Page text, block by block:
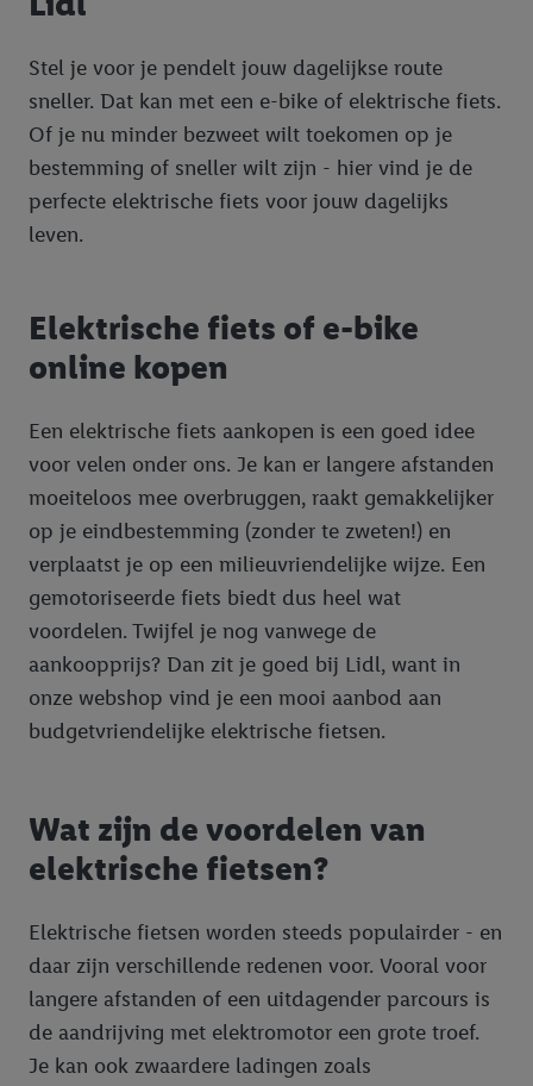
Stel je voor je pendelt jouw dagelijkse route
sneller. Dat kan met een e-bike of elektrische fiets.
Of je nu minder bezweet wilt toekomen op je
bestemming of sneller wilt zijn - hier vind je de
perfecte elektrische fiets voor jouw dagelijks
leven.
Elektrische fiets of e-bike
online kopen
Een elektrische fiets aankopen is een goed idee
voor velen onder ons. Je kan er langere afstanden
moeiteloos mee overbruggen, raakt gemakkelijker
op je eindbestemming (zonder te zweten!) en
verplaatst je op een milieuvriendelijke wijze. Een
gemotoriseerde fiets biedt dus heel wat
voordelen. Twijfel je nog vanwege de
aankoopprijs? Dan zit je goed bij Lidl, want in
onze webshop vind je een mooi aanbod aan
budgetvriendelijke elektrische fietsen.
Wat zijn de voordelen van
elektrische fietsen?
Elektrische fietsen worden steeds populairder - en
daar zijn verschillende redenen voor. Vooral voor
langere afstanden of een uitdagender parcours is
de aandrijving met elektromotor een grote troef.
Je kan ook zwaardere ladingen zoals